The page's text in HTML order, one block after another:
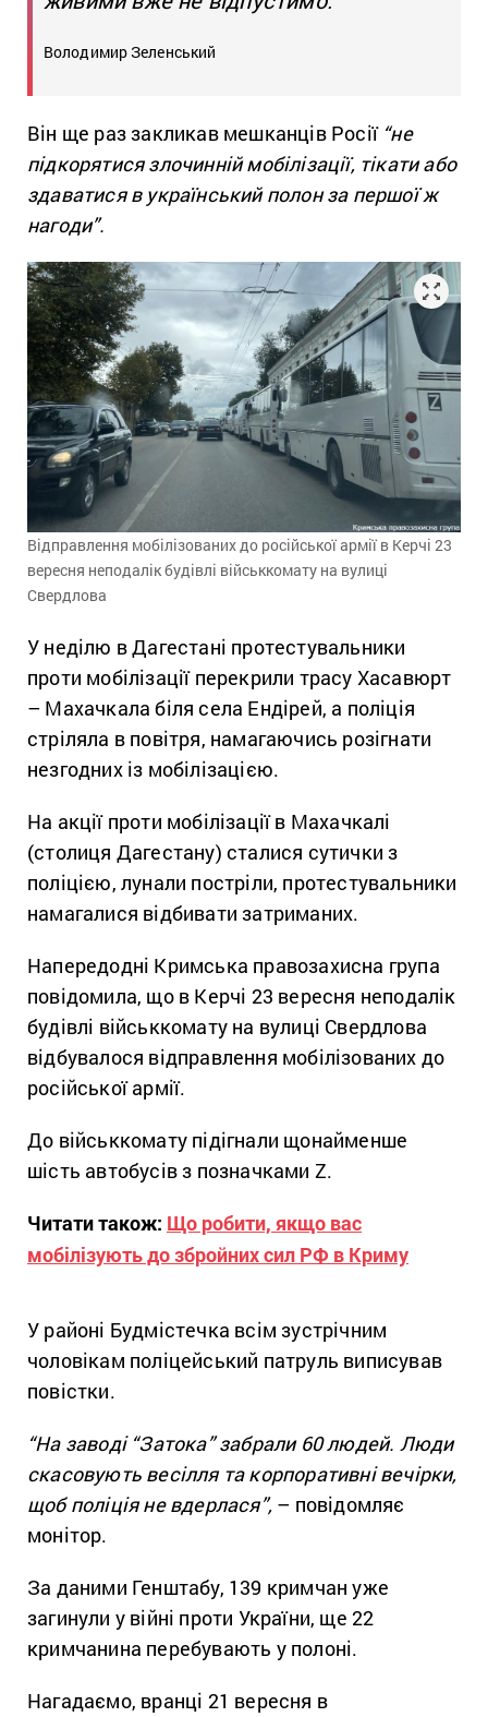
Володимир Зеленський
Він ще раз закликав мешканців Росії “не
підкорятися злочинній мобілізації, тікати або
здаватися в український полон за першої ж
нагоди”.
Відправлення мобілізованих до російської армії в Керчі 23
вересня неподалік будівлі військкомату на вулиці
Свердлова
У неділю в Дагестані протестувальники
проти мобілізації перекрили трасу Хасавюрт
– Махачкала біля села Ендірей, а поліція
стріляла в повітря, намагаючись розігнати
незгодних із мобілізацією.
На акції проти мобілізації в Махачкалі
(столиця Дагестану) сталися сутички з
поліцією, лунали постріли, протестувальники
намагалися відбивати затриманих.
Напередодні Кримська правозахисна група
повідомила, що в Керчі 23 вересня неподалік
будівлі військкомату на вулиці Свердлова
відбувалося відправлення мобілізованих до
російської армії.
До військкомату підігнали щонайменше
шість автобусів з позначками Z.
Читати також: Що робити, якщо вас
мобілізують до збройних сил РФ в Криму
У районі Будмістечка всім зустрічним
чоловікам поліцейський патруль виписував
повістки.
“На заводі “Затока” забрали 60 людей. Люди
скасовують весілля та корпоративні вечірки,
щоб поліція не вдерлася”, – повідомляє
монітор.
За даними Генштабу, 139 кримчан уже
загинули у війні проти України, ще 22
кримчанина перебувають у полоні.
Нагадаємо, вранці 21 вересня в